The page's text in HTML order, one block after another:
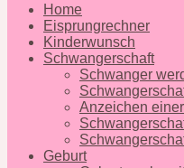
Home
Eisprungrechner
Kinderwunsch
Schwangerschaft
Schwanger
Anzeichen
Geburt